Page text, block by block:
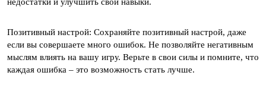
недостатки и улучшить свои навыки.
Позитивный настрой: Сохраняйте позитивный настрой, даже
если вы совершаете много ошибок. Не позволяйте негативным
мыслям влиять на вашу игру. Верьте в свои силы и помните, что
каждая ошибка – это возможность стать лучше.